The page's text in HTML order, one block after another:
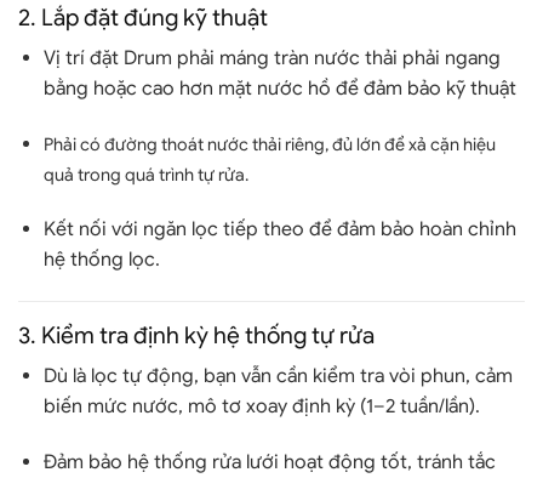
2. Lắp đặt đúng kỹ thuật
Vị trí đặt Drum phải máng tràn nước thải phải ngang
bằng hoặc cao hơn mặt nước hồ để đảm bảo kỹ thuật
Phải có đường thoát nước thải riêng, đủ lớn để xả cặn hiệu
quả trong quá trình tự rửa.
Kết nối với ngăn lọc tiếp theo để đảm bảo hoàn chỉnh
hệ thống lọc.
3. Kiểm tra định kỳ hệ thống tự rửa
Dù là lọc tự động, bạn vẫn cần kiểm tra vòi phun, cảm
biến mức nước, mô tơ xoayđịnh kỳ (1–2 tuần/lần).
Đảm bảo hệ thống rửa lưới hoạt động tốt, tránh tắc